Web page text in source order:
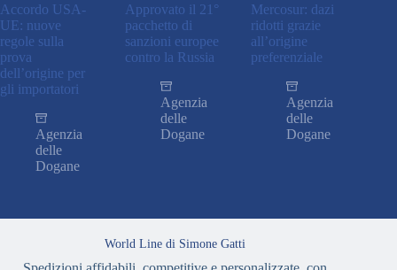
Accordo USA-
UE: nuove
regole sulla
prova
dell’origine per
gli importatori
Agenzia
delle
Dogane
Approvato il 21°
pacchetto di
sanzioni europee
contro la Russia
Agenzia
delle
Dogane
Mercosur: dazi
ridotti grazie
all’origine
preferenziale
Agenzia
delle
Dogane
World Line di Simone Gatti